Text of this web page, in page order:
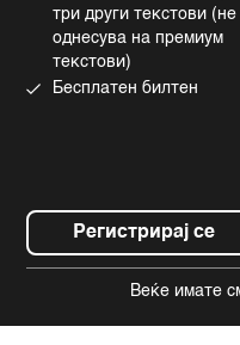
три други текстови (не
однесува на премиум
текстови)
Бесплатен билтен
Регистрирај се
Веќе имате
Употреба на вештачка
©2022 - 2026 Bloomberg L.P.
BLOOMBERG logo are
Bloomberg Finance L.P. or
Bloomberg Adria